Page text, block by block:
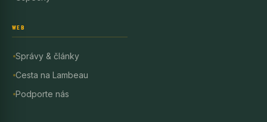
WEB
Správy & články
Cesta na Lambeau
Podporte nás